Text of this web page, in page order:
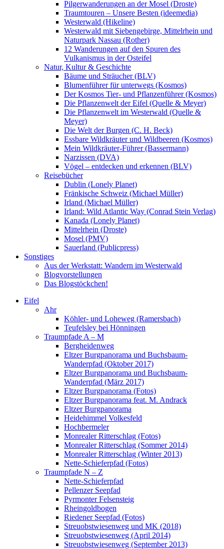
Pilgerwanderungen an der Mosel (Droste)
Traumtouren – Unsere Besten (ideemedia)
Westerwald (Hikeline)
Westerwald mit Siebengebirge, Mittelrhein und
Naturpark Nassau (Rother)
12 Wanderungen auf den Spuren des
Vulkanismus in der Osteifel
Natur, Kultur & Geschichte
Bäume und Sträucher (BLV)
Blumenführer für unterwegs (Kosmos)
Der Kosmos Tier- und Pflanzenführer (Kosmos)
Die Pflanzenwelt der Eifel (Quelle & Meyer)
Die Pflanzenwelt im Westerwald (Quelle &
Meyer)
Die Welt der Burgen (C. H. Beck)
Essbare Wildkräuter und Wildbeeren (Kosmos)
Mein Wildkräuter-Führer (Bassermann)
Narzissen (DVA)
Vögel – entdecken und erkennen (BLV)
Reisebücher
Dublin (Lonely Planet)
Fränkische Schweiz (Michael Müller)
Irland (Michael Müller)
Irland: Wild Atlantic Way (Conrad Stein Verlag)
Kanada (Lonely Planet)
Mittelrhein (Droste)
Mosel (PMV)
Sauerland (Publicpress)
Sonstiges
Aus der Werkstatt: Wandern im Westerwald
Blogvorstellungen
Das Blogstöckchen!
Eifel
Ahr
Köhler- und Loheweg (Ramersbach)
Teufelsley bei Hönningen
Traumpfade A – M
Bergheidenweg
Eltzer Burgpanorama und Buchsbaum-
Wanderpfad (Oktober 2017)
Eltzer Burgpanorama und Buchsbaum-
Wanderpfad (März 2017)
Eltzer Burgpanorama (Fotos)
Eltzer Burgpanorama feat. M. Andrack
Eltzer Burgpanorama
Heidehimmel Volkesfeld
Hochbermeler
Monrealer Ritterschlag (Fotos)
Monrealer Ritterschlag (Sommer 2014)
Monrealer Ritterschlag (Winter 2013)
Nette-Schieferpfad (Fotos)
Traumpfade N – Z
Nette-Schieferpfad
Pellenzer Seepfad
Pyrmonter Felsensteig
Rheingoldbogen
Riedener Seepfad (Fotos)
Streuobstwiesenweg und MK (2018)
Streuobstwiesenweg (April 2014)
Streuobstwiesenweg (September 2013)